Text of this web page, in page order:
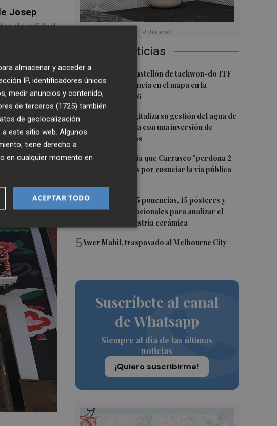
Últimas Noticias
1Los clubes de Castellón de taekwon-do ITF
ponen a la provincia en el mapa en la
temporada 25/26
2
Torreblanca digitaliza su gestión del agua de
la mano de Facsa con una inversión de
287.503,23 euros
3 El PSPV denuncia que Carrasco "perdona 2
de cada 3 multas por ensuciar la vía pública
4Ignite reunirá 35 ponencias, 15 pósteres y
expertos internacionales para analizar el
futuro de la industria cerámica
5Awer Mabil, traspasado al Melbourne City
Suscríbete al canal
de Whatsapp
Siempre al día de las últimas
noticias
¡Quiero suscribirme!
Josep
de calidad,
una
, cuyo
y
la
almacenar y acceder a
IP, identificadores únicos
medir anuncios y contenido,
de terceros (1725) también
de geolocalización
este sitio web. Algunos
tiene derecho a
en cualquier momento en
ACEPTAR TODO